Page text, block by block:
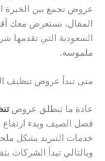
عروض تجمع بين الخبرة
المقال، نستعرض معك
السعودية التي
ملموسة.
متى تبدأ عروض تنظيف
عادة ما تنطلق عروض
فصل الصيف وبدء ارتفاع
خدمات التبريد بشكل
وبالتالي تبدأ الشركات